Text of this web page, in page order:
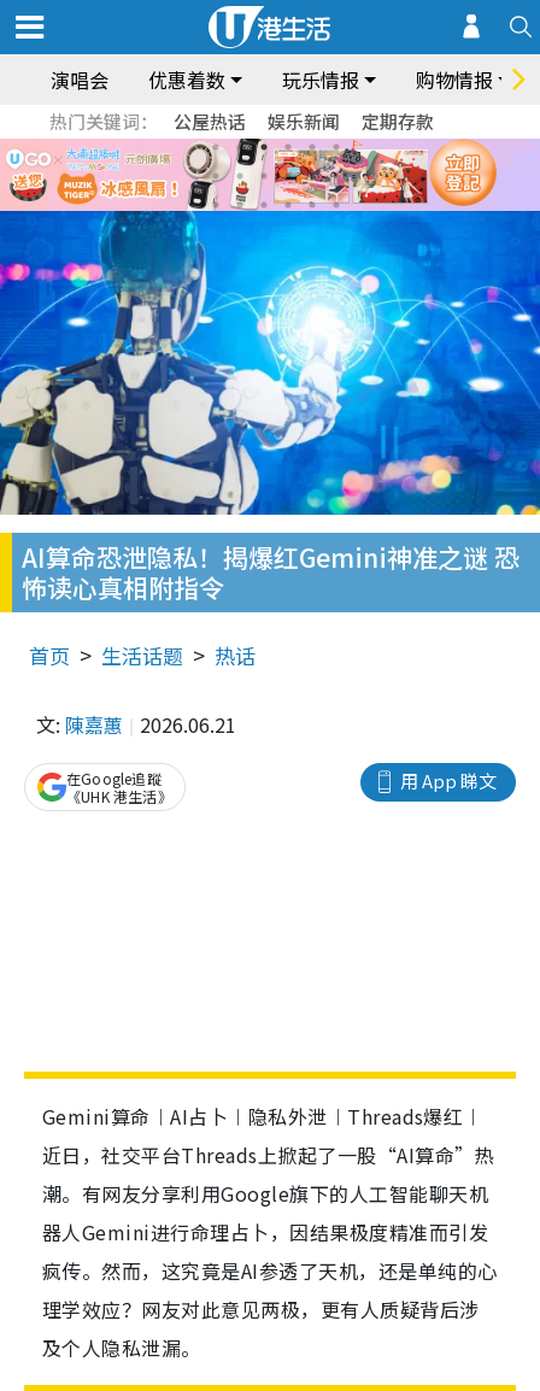
演唱会 优惠着数 玩乐情报 购物情报
热门关键词： 公屋热话 娱乐新闻 定期存款
AI算命恐泄隐私！揭爆红Gemini神准之谜 恐
怖读心真相附指令
首页 生活话题 热话
文: 陳嘉蕙 2026.06.21
用 App 睇文
在Google追蹤
《UHK 港生活》
Gemini算命︱AI占卜︱隐私外泄︱Threads爆红︱
近日，社交平台Threads上掀起了一股“AI算命”热
潮。有网友分享利用Google旗下的人工智能聊天机
器人Gemini进行命理占卜，因结果极度精准而引发
疯传。然而，这究竟是AI参透了天机，还是单纯的心
理学效应？网友对此意见两极，更有人质疑背后涉
及个人隐私泄漏。